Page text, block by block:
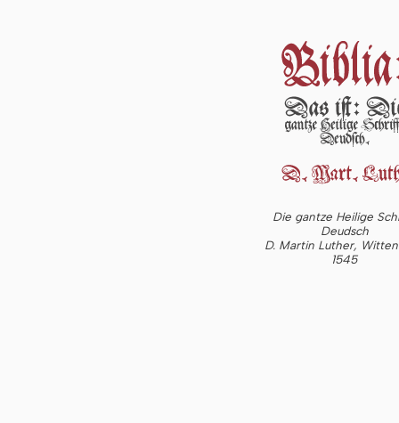
Die gantze Heilige
Deudsch
D. Martin Luther,
1545